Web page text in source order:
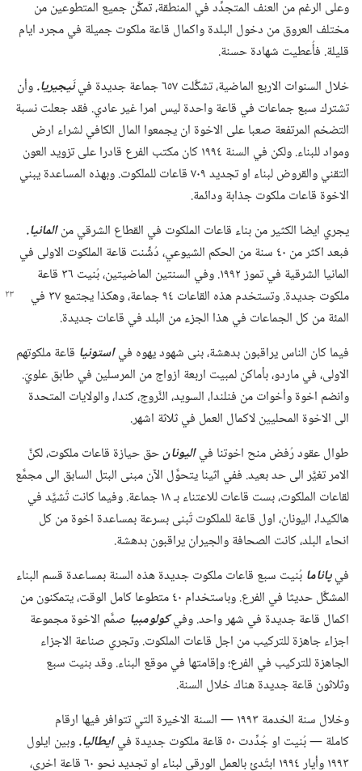
وعلى الرغم من العنف المتجدِّد في المنطقة،‏ تمكَّن جميع المتطوعين من
مختلف العروق من دخول البلدة واكمال قاعة ملكوت جميلة في مجرد ايام
قليلة.‏ فأُعطيت شهادة حسنة.‏
خلال السنوات الاربع الماضية،‏ تشكَّلت ٦٥٧ جماعة جديدة في
نَيجيريا.‏وأن
تشترك سبع جماعات في قاعة واحدة ليس امرا غير عادي.‏ فقد جعلت نسبة
التضخم المرتفعة صعبا على الاخوة ان يجمعوا المال الكافي لشراء ارض
ومواد للبناء.‏ ولكن في السنة ١٩٩٤ كان مكتب الفرع قادرا على تزويد العون
التقني والقروض لبناء او تجديد ٧٠٩ قاعات للملكوت.‏ وبهذه المساعدة يبني
الاخوة قاعات ملكوت جذابة ودائمة.‏
يجري ايضا الكثير من بناء قاعات الملكوت في القطاع الشرقي منالمانيا.‏
فبعد اكثر من ٤٠ سنة من الحكم الشيوعي،‏ دُشِّنت قاعة الملكوت الاولى في
المانيا الشرقية في تموز ١٩٩٢.‏ وفي السنتين الماضيتين،‏ بُنيت ٣٦ قاعة
ملكوت جديدة.‏ وتستخدم هذه القاعات ٩٤
جماعة،‏ وهكذا يجتمع ٣٧ في
المئة من كل الجماعات في هذا الجزء من البلد في قاعات جديدة.‏
فيما كان الناس يراقبون بدهشة،‏ بنى شهود يهوه فياستونيا قاعة ملكوتهم
الاولى،‏ في ماردو،‏ بأماكن لمبيت اربعة ازواج من المرسلين في طابق علويّ.‏
وانضم اخوة وأخوات من فنلندا،‏ السويد،‏ النَّروج،‏ كندا،‏ والولايات المتحدة
الى الاخوة المحليين لاكمال العمل في ثلاثة اشهر.‏
طوال عقود رُفض منح اخوتنا فياليونانحق حيازة قاعات ملكوت،‏ لكنَّ
الامر تغيَّر الى حد بعيد.‏ ففي اثينا يتحوَّل الآن مبنى البتل السابق الى مجمَّع
لقاعات الملكوت،‏ بست قاعات للاعتناء بـ‍ ١٨ جماعة.‏ وفيما كانت تُشيَّد في
هالكيدا،‏ اليونان،‏ اول قاعة للملكوت تُبنى بسرعة بمساعدة اخوة من كل
انحاء البلد،‏ كانت الصحافة والجيران يراقبون بدهشة.‏
فيپاناما بُنيت سبع قاعات ملكوت جديدة هذه السنة بمساعدة قسم البناء
المشكَّل حديثا في الفرع.‏ وباستخدام ٤٠ متطوعا كامل الوقت،‏ يتمكنون من
اكمال قاعة جديدة في شهر واحد.‏ وفيكولومبيا صمَّم الاخوة مجموعة
اجزاء جاهزة للتركيب من اجل قاعات الملكوت.‏ وتجري صناعة الاجزاء
الجاهزة للتركيب في الفرع؛‏ وإقامتها في موقع البناء.‏ وقد بنيت سبع
وثلاثون قاعة جديدة هناك خلال السنة.‏
وخلال سنة الخدمة ١٩٩٣ —‏ السنة الاخيرة التي تتوافر فيها ارقام
كاملة —‏ بُنيت او جُدِّدت ٥٠ قاعة ملكوت جديدة في
ايطاليا.‏وبين ايلول
١٩٩٣ وأيار ١٩٩٤ ابتُدئ بالعمل الورقي لبناء او تجديد نحو ٦٠ قاعة اخرى،‏